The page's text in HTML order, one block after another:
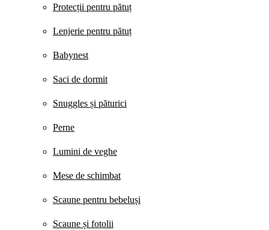
Protecții pentru pătuț
Lenjerie pentru pătuț
Babynest
Saci de dormit
Snuggles și păturici
Perne
Lumini de veghe
Mese de schimbat
Scaune pentru bebeluși
Scaune și fotolii